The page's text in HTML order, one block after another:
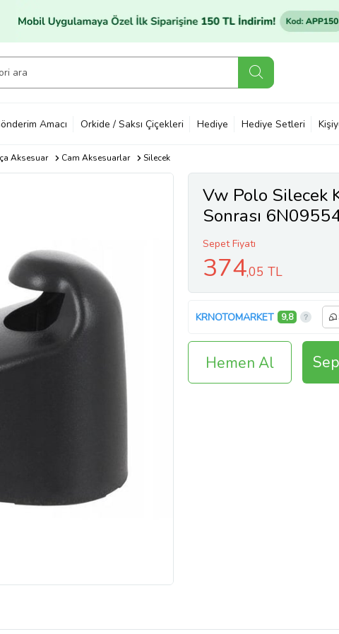
Amacı Orkide / Saksı Çiçekleri Hediye Hediye Setleri
Aksesuar Cam Aksesuarlar Silecek
Vw Polo Silecek
Sonrası
Sepet Fiyatı
374,05 TL
KRNOTOMARKET 9,8
Hemen Al